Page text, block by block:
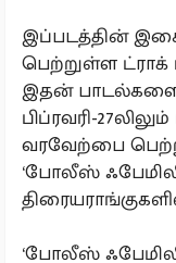
இப்படத்தின்
பெற்றுள்ள ட்ராக்
இதன் பாடல்களை
பிப்ரவரி-
வரவேற்பை
‘போலீஸ்
‘போலீஸ்